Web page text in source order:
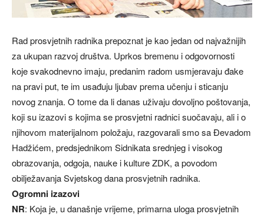
Rad prosvjetnih radnika prepoznat je kao jedan od najvažnijih
za ukupan razvoj društva. Uprkos bremenu i odgovornosti
koje svakodnevno imaju, predanim radom usmjeravaju đake
na pravi put, te im usađuju ljubav prema učenju i sticanju
novog znanja. O tome da li danas uživaju dovoljno poštovanja,
koji su izazovi s kojima se prosvjetni radnici suočavaju, ali i o
njihovom materijalnom položaju, razgovarali smo sa Đevadom
Hadžićem, predsjednikom Sidnikata srednjeg i visokog
obrazovanja, odgoja, nauke i kulture ZDK, a povodom
obilježavanja Svjetskog dana prosvjetnih radnika.
Ogromni izazovi
NR: Koja je, u današnje vrijeme, primarna uloga prosvjetnih